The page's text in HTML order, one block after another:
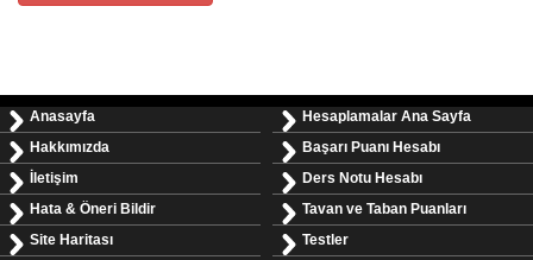
Anasayfa
Hakkımızda
İletişim
Hata & Öneri Bildir
Site Haritası
Hesaplamalar Ana Sayfa
Başarı Puanı Hesabı
Ders Notu Hesabı
Tavan ve Taban Puanları
Testler